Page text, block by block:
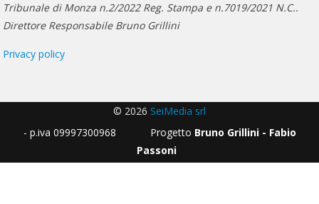
Tribunale di Monza n.2/2022 Reg. Stampa e n.7019/2021 N.C..
Direttore Responsabile Bruno Grillini
Privacy policy
© 2026 SeiMedia srl
- p.iva 09997300968 Progetto Bruno Grillini - Fabio
Passoni